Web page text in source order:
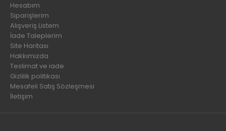
Hesabım
Siparişlerim
Alışveriş Listem
İade Taleplerim
Site Haritası
Hakkımızda
Teslimat ve iade
Gizlilik politikası
Mesafeli Satış Sözleşmesi
İletişim